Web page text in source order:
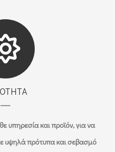
υπηρεσία και προϊόν, για να
υψηλά πρότυπα και σεβασμό